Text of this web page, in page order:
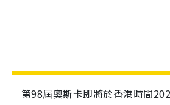
第98屆奧斯卡即將於香港時間